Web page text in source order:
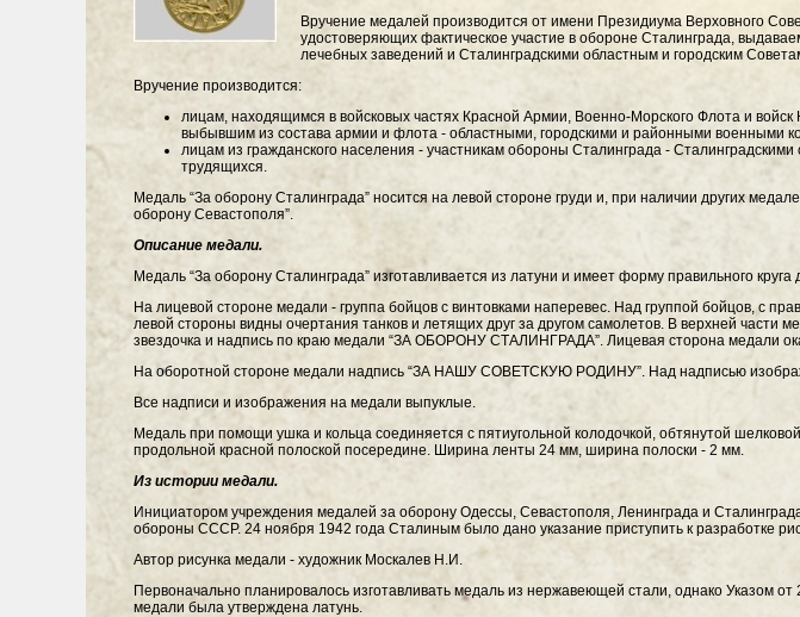
Вручение медалей производится от имени Президиума Верховного
удостоверяющих фактическое участие в обороне Сталинграда,
лечебных заведений и Сталинградскими областным и городским
Вручение производится:
лицам, находящимся в войсковых частях Красной Армии, Военно-Морского Флота и
выбывшим из состава армии и флота - областными, городскими и районными военными
лицам из гражданского населения - участникам обороны Сталинграда -
трудящихся.
Медаль “За оборону Сталинграда” носится на левой стороне груди и, при наличии других
оборону Севастополя”.
Описание медали.
Медаль “За оборону Сталинграда” изготавливается из латуни и имеет форму правильного
На лицевой стороне медали - группа бойцов с винтовками наперевес. Над группой бойцов, с
левой стороны видны очертания танков и летящих друг за другом самолетов. В верхней части
звездочка и надпись по краю медали “ЗА ОБОРОНУ СТАЛИНГРАДА”. Лицевая сторона медали
На оборотной стороне медали надпись “ЗА НАШУ СОВЕТСКУЮ РОДИНУ”. Над надписью
Все надписи и изображения на медали выпуклые.
Медаль при помощи ушка и кольца соединяется с пятиугольной колодочкой, обтянутой
продольной красной полоской посередине. Ширина ленты 24 мм, ширина полоски - 2 мм.
Из истории медали.
Инициатором учреждения медалей за оборону Одессы, Севастополя, Ленинграда и
обороны СССР. 24 ноября 1942 года Сталиным было дано указание приступить к разработке
Автор рисунка медали - художник Москалев Н.И.
Первоначально планировалось изготавливать медаль из нержавеющей стали, однако Указом
медали была утверждена латунь.